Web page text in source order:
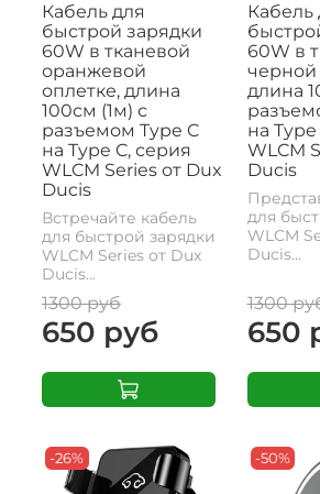
Кабель для
быстрой зарядки
60W в тканевой
оранжевой
оплетке, длина
100см (1м) с
разъемом Type C
на Type C, серия
WLCM Series от Dux
Ducis
Встречайте кабель
для быстрой зарядки
WLCM Series от Dux
Ducis...
1300 руб
650 руб
Кабель
60W в
черной
длина
на Type
WLCM
Ducis
для
WLCM
Ducis...
1300
650
-26% -50%